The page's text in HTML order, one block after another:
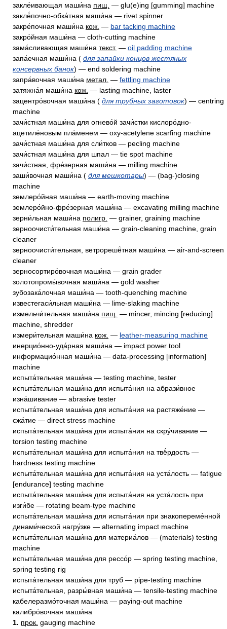
закле́ивающая маши́на пищ. — glu(e)ing [gumming] machine
заклё́почно-обка́тная маши́на — rivet spinner
закре́почная маши́на кож. — bar tacking machine
закро́йная маши́на — cloth-cutting machine
зама́сливающая маши́на текст. — oil padding machine
запа́ечная маши́на ( для запайки концов жестяных
консервных банок) — end soldering machine
запра́вочная маши́на метал. — fettling machine
затяжна́я маши́на кож. — lasting machine, laster
зацентро́вочная маши́на ( для трубных заготовок) — centring
machine
зачи́стная маши́на для огнево́й зачи́стки кислоро́дно-
ацетиле́новым пла́менем — oxy-acetylene scarfing machine
зачи́стная маши́на для сли́тков — pecling machine
зачи́стная маши́на для шпал — tie spot machine
зачи́стная, фре́зерная маши́на — milling machine
заши́вочная маши́на ( для мешкотары) — (bag-)closing
machine
землеро́йная маши́на — earth-moving machine
землеро́йно-фре́зерная маши́на — excavating milling machine
зерни́льная маши́на полигр. — grainer, graining machine
зерноочисти́тельная маши́на — grain-cleaning machine, grain
cleaner
зерноочисти́тельная, ветрорешё́тная маши́на — air-and-screen
cleaner
зерносортиро́вочная маши́на — grain grader
золотопромы́вочная маши́на — gold washer
зубозака́лочная маши́на — tooth-quenching machine
известегаси́льная маши́на — lime-slaking machine
измельчи́тельная маши́на пищ. — mincer, mincing [reducing]
machine, shredder
измери́тельная маши́на кож. — leather-measuring machine
инерцио́нно-уда́рная маши́на — impact power tool
информацио́нная маши́на — data-processing [information]
machine
испыта́тельная маши́на — testing machine, tester
испыта́тельная маши́на для испыта́ния на абрази́вное
изна́шивание — abrasive tester
испыта́тельная маши́на для испыта́ния на растяже́ние —
сжа́тие — direct stress machine
испыта́тельная маши́на для испыта́ния на скру́чивание —
torsion testing machine
испыта́тельная маши́на для испыта́ния на твё́рдость —
hardness testing machine
испыта́тельная маши́на для испыта́ния на уста́лость — fatigue
[endurance] testing machine
испыта́тельная маши́на для испыта́ния на уста́лость при
изги́бе — rotating beam-type machine
испыта́тельная маши́на для испыта́ния при знакопереме́нной
динами́ческой нагру́зке — alternating impact machine
испыта́тельная маши́на для материа́лов — (materials) testing
machine
испыта́тельная маши́на для рессо́р — spring testing machine,
spring testing rig
испыта́тельная маши́на для труб — pipe-testing machine
испыта́тельная, разры́вная маши́на — tensile-testing machine
кабелеразмо́точная маши́на — paying-out machine
калибро́вочная маши́на
1. прок. gauging machine